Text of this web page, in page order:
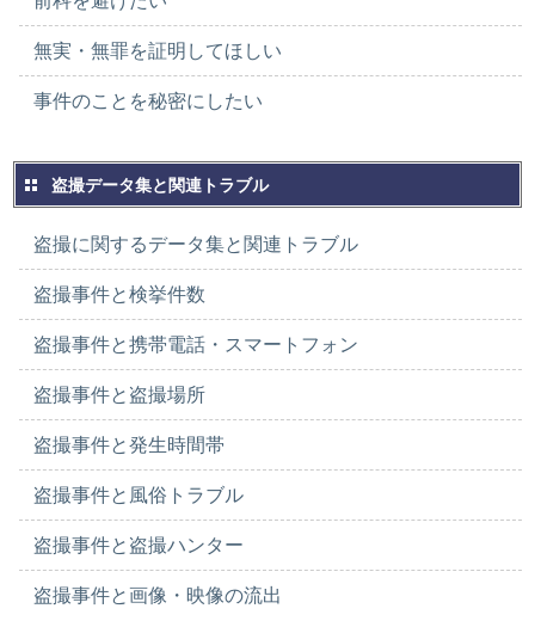
無実・無罪を証明してほしい
事件のことを秘密にしたい
盗撮データ集と関連トラブル
盗撮に関するデータ集と関連トラブル
盗撮事件と検挙件数
盗撮事件と携帯電話・スマートフォン
盗撮事件と盗撮場所
盗撮事件と発生時間帯
盗撮事件と風俗トラブル
盗撮事件と盗撮ハンター
盗撮事件と画像・映像の流出